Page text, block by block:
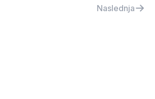
Naslednja